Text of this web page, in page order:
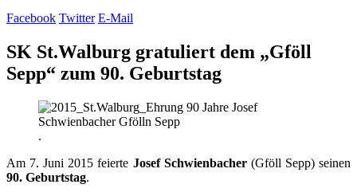
Facebook Twitter E-Mail
SK St.Walburg gratuliert dem „Gföll
Sepp“ zum 90. Geburtstag
.
Am 7. Juni 2015 feierte Josef Schwienbacher(Gföll Sepp) seinen
90. Geburtstag.